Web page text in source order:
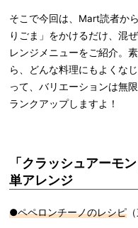
そこで今回は、Mart読者か
りごま」をかけるだけ、混
レンジメニューをご紹介。
ら、どんな料理にもよくな
って、バリエーションは無
ランクアップしますよ！
「クラッシュアーモ
単アレンジ
●ペペロンチーノのレシピ